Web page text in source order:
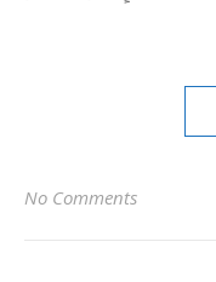
No Comments